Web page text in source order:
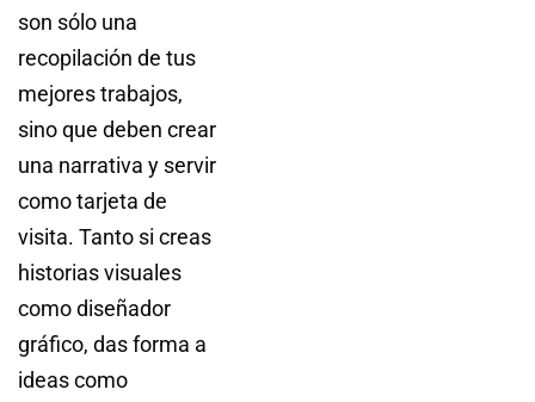
son sólo una
recopilación de tus
mejores trabajos,
sino que deben crear
una narrativa y servir
como tarjeta de
visita. Tanto si creas
historias visuales
como diseñador
gráfico, das forma a
ideas como